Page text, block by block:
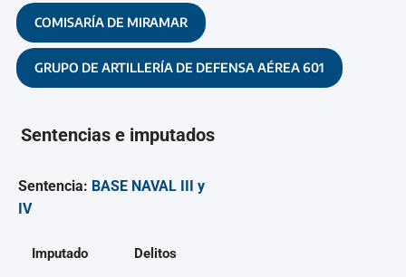
COMISARÍA DE MIRAMAR
GRUPO DE ARTILLERÍA DE DEFENSA AÉREA 601
Sentencias e imputados
Sentencia: BASE NAVAL III y
IV
Imputado Delitos